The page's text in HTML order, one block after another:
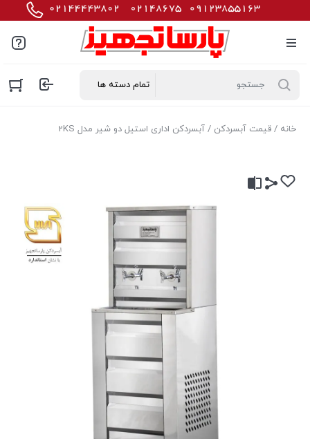
خانه / قیمت آبسردکن / آبسردکن اداری استیل دو شیر مدل 2KS